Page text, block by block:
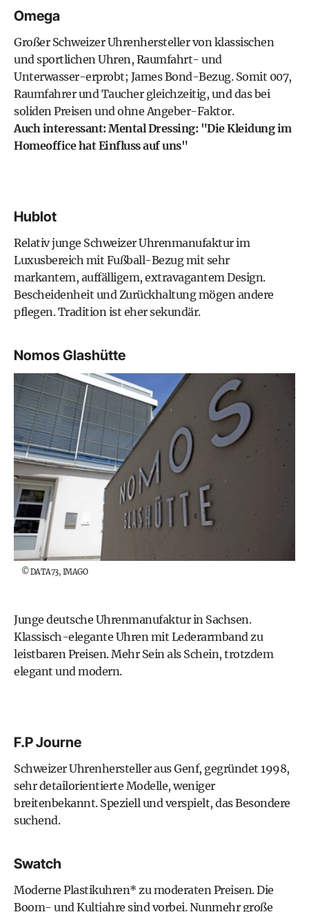
Omega
Großer Schweizer Uhrenhersteller von klassischen
und sportlichen Uhren, Raumfahrt- und
Unterwasser-erprobt; James Bond-Bezug. Somit 007,
Raumfahrer und Taucher gleichzeitig, und das bei
soliden Preisen und ohne Angeber-Faktor.
Auch interessant: Mental Dressing: "Die Kleidung im
Homeoffice hat Einfluss auf uns"
Hublot
Relativ junge Schweizer Uhrenmanufaktur im
Luxusbereich mit Fußball-Bezug mit sehr
markantem, auffälligem, extravagantem Design.
Bescheidenheit und Zurückhaltung mögen andere
pflegen. Tradition ist eher sekundär.
Nomos Glashütte
©DATA73, IMAGO
Junge deutsche Uhrenmanufaktur in Sachsen.
Klassisch-elegante Uhren mit Lederarmband zu
leistbaren Preisen. Mehr Sein als Schein, trotzdem
elegant und modern.
F.P Journe
Schweizer Uhrenhersteller aus Genf, gegründet 1998,
sehr detailorientierte Modelle, weniger
breitenbekannt. Speziell und verspielt, das Besondere
suchend.
Swatch
Moderne Plastikuhren* zu moderaten Preisen. Die
Boom- und Kultjahre sind vorbei. Nunmehr große